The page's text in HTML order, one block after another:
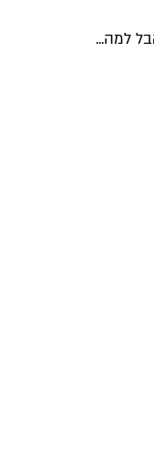
למה...